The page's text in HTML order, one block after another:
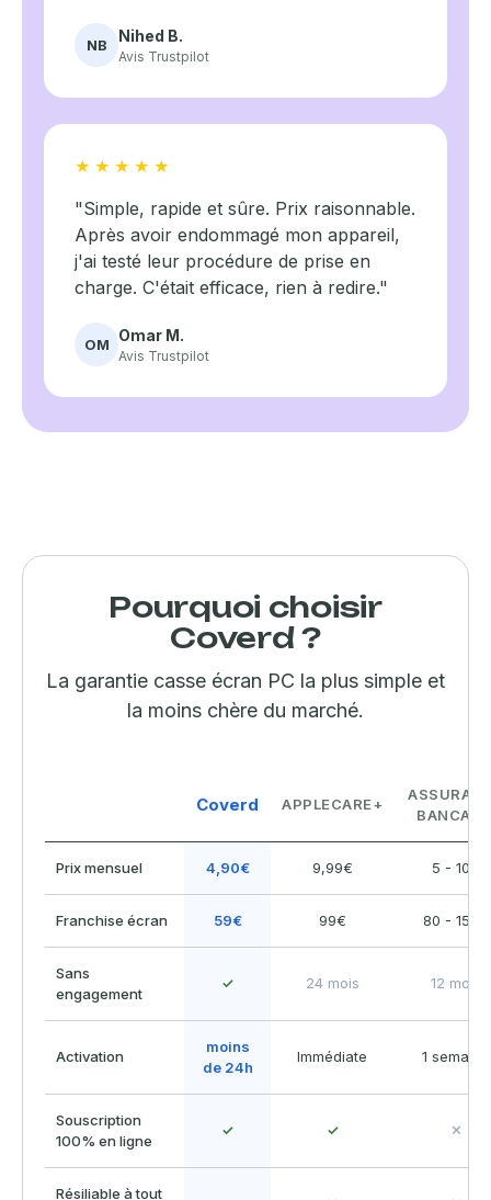
NB Nihed B.
Avis Trustpilot
★★★★★
"Simple, rapide et sûre. Prix raisonnable.
Après avoir endommagé mon appareil,
j'ai testé leur procédure de prise en
charge. C'était efficace, rien à redire."
OM Omar M.
Avis Trustpilot
Pourquoi choisir
Coverd ?
La garantie casse écran PC la plus simple et
la moins chère du marché.
Coverd APPLECARE+
Prix mensuel 4,90€ 9,99€ 5 - 10€
Franchise écran 59€ 99€ 80 - 150€
Sans
engagement
✓ 24 mois 12 mois
Activation
moins
de 24h
Immédiate 1 semaine
Souscription
100% en ligne
✓ ✓ ✕
Résiliable à tout